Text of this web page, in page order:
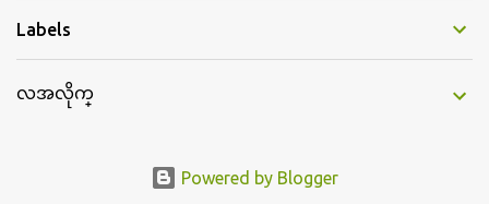
စ္ေနပံုမ်ား၊ ဘဂၤလားေဒ႕ရွ္ နိုင္ငံဘက္သုိ႕ ေလွျဖင့္ကူးေျပးရန္
ထုပ္ တေယာက္ တထုပ္ ေ ပး၍ ေရထဲ သို႔ ျပန္ ေ မာင္းထုတ္လိုက္သျ
ဂ်ာဇီးရား နိုင္ငံတကာ ရုပ္သံလႊင့္ဌာနက ရိုဟင္ဂ်ာျပသနာကို ေလ့လာလု
Labels
လအလိုက္
Powered by Blogger